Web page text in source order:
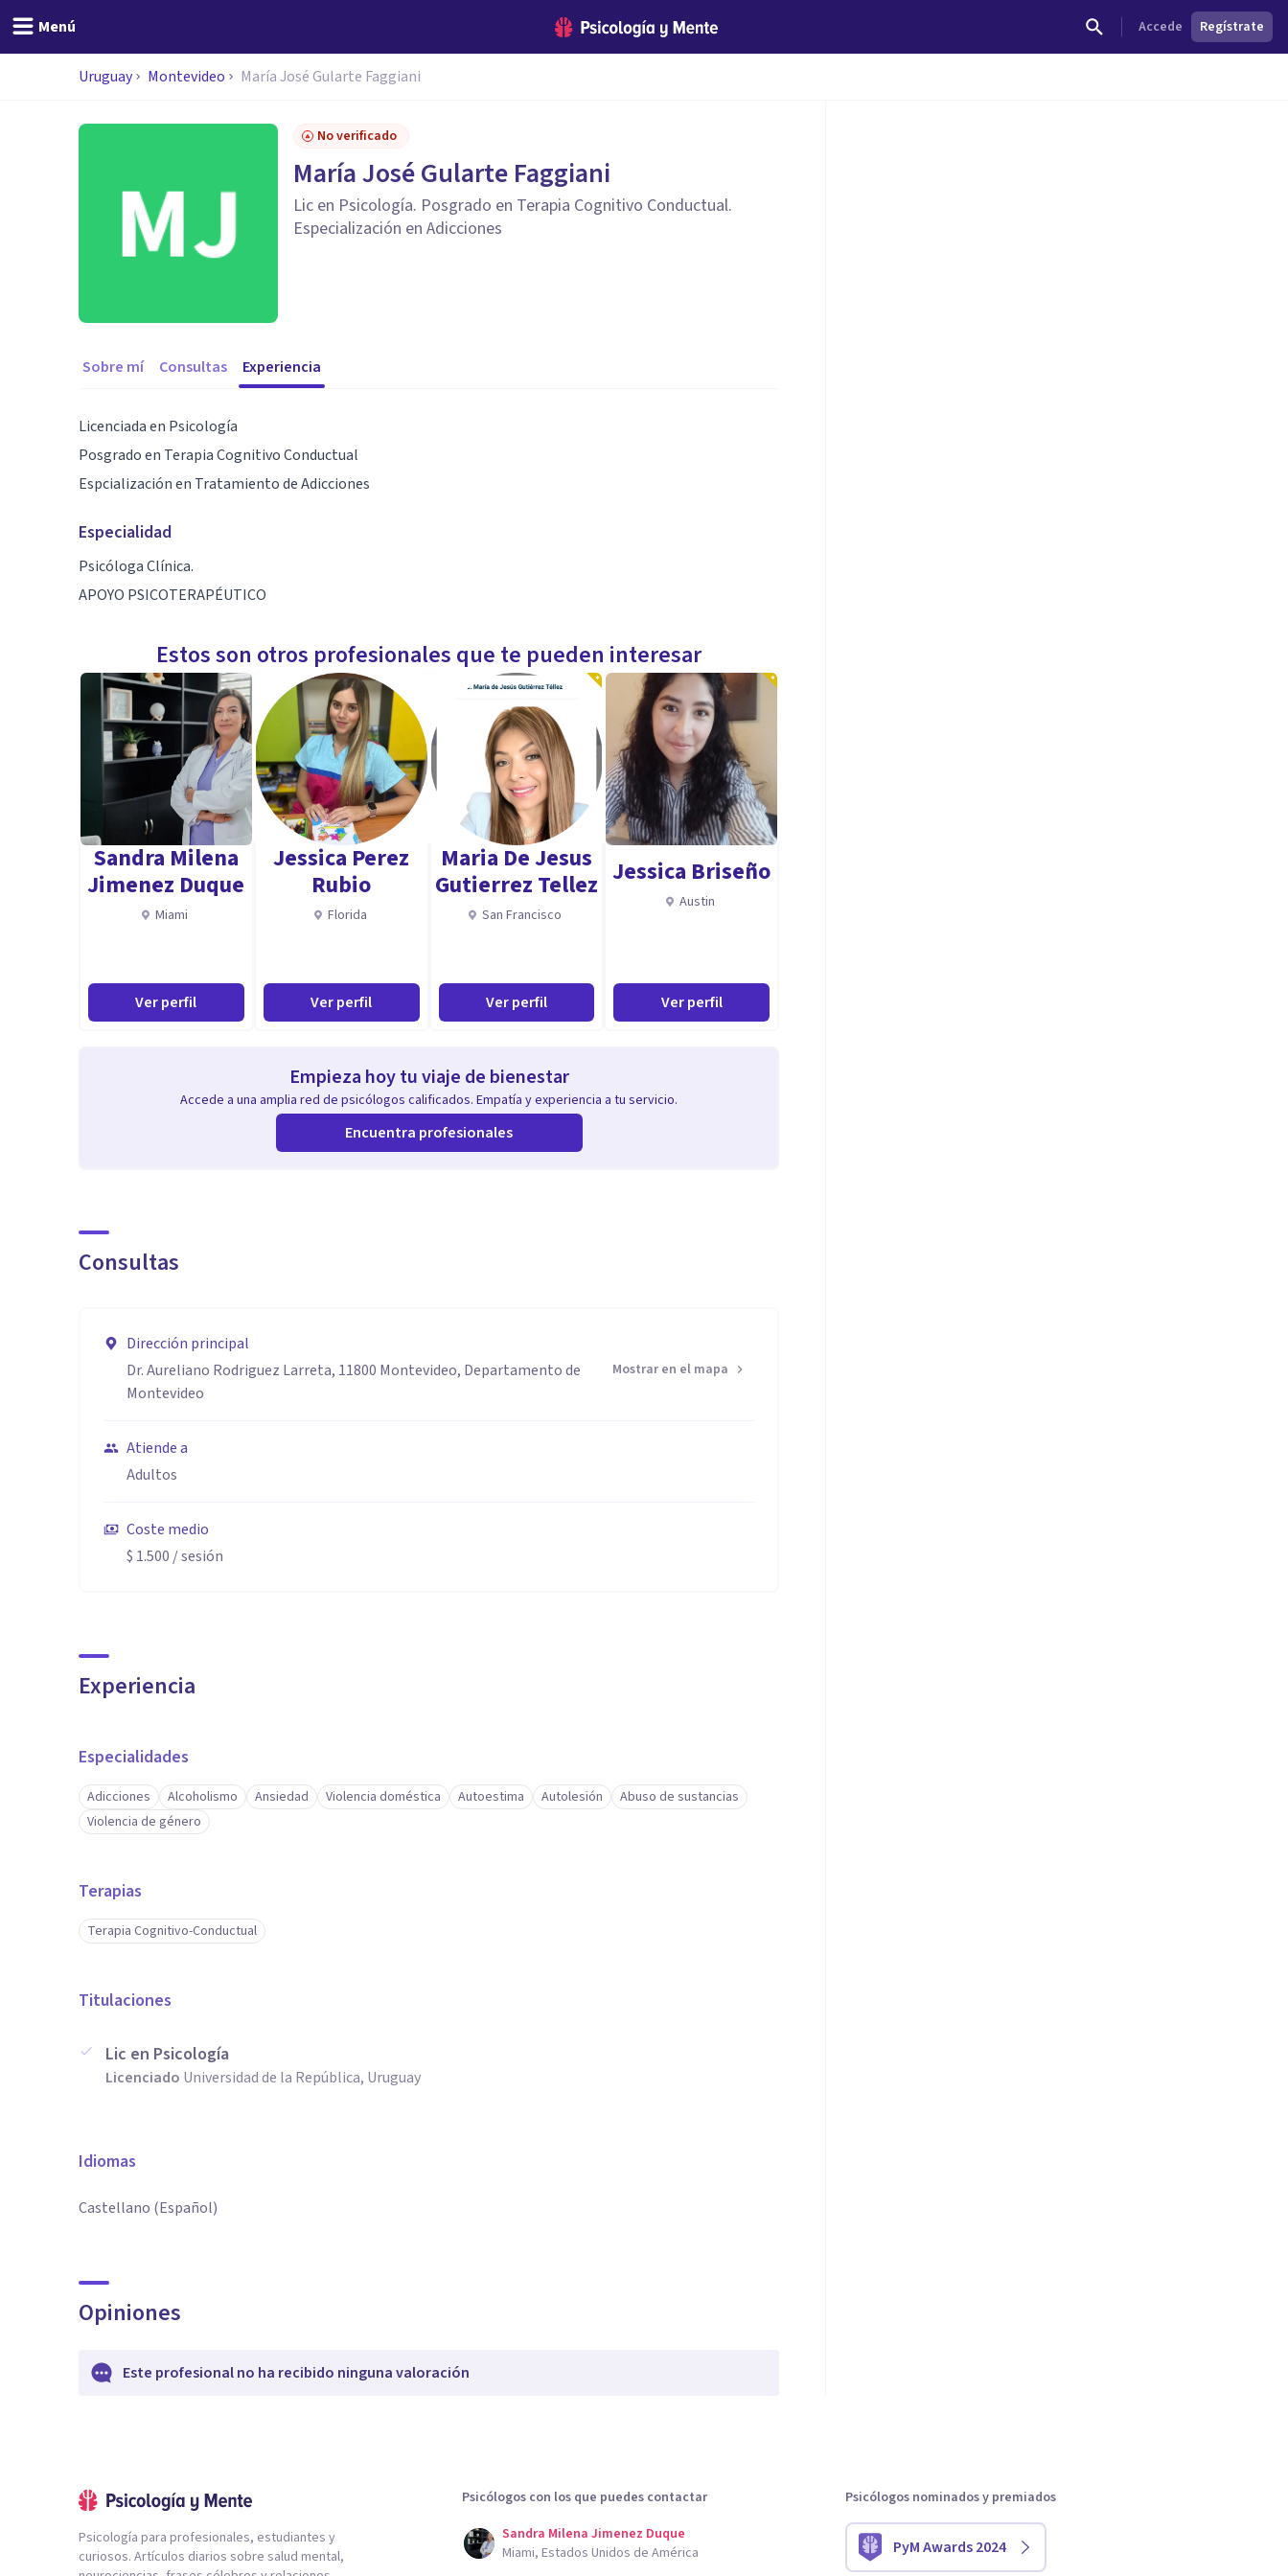
Menú Accede Regístrate
Uruguay Montevideo María José Gularte Faggiani
No verificado
María José Gularte Faggiani
Lic en Psicología. Posgrado en Terapia Cognitivo Conductual.
Especialización en Adicciones
Sobre mí Consultas Experiencia
Licenciada en Psicología
Posgrado en Terapia Cognitivo Conductual
Espcialización en Tratamiento de Adicciones
Especialidad
Psicóloga Clínica.
APOYO PSICOTERAPÉUTICO
Estos son otros profesionales que te pueden interesar
Sandra Milena
Jimenez Duque
Miami
Ver perfil
Jessica Perez
Rubio
Florida
Ver perfil
Maria De Jesus
Gutierrez Tellez
San Francisco
Ver perfil
Jessica Briseño
Austin
Ver perfil
Empieza hoy tu viaje de bienestar
Accede a una amplia red de psicólogos calificados. Empatía y experiencia a tu servicio.
Encuentra profesionales
Consultas
Dirección principal
Dr. Aureliano Rodriguez Larreta, 11800 Montevideo, Departamento de
Montevideo
Mostrar en el mapa
Atiende a
Adultos
Coste medio
$ 1.500 / sesión
Experiencia
Especialidades
Adicciones Alcoholismo Ansiedad Violencia doméstica Autoestima Autolesión
Abuso de sustancias
Violencia de género
Terapias
Terapia Cognitivo-Conductual
Titulaciones
Lic en Psicología
Licenciado Universidad de la República, Uruguay
Idiomas
Castellano (Español)
Opiniones
Este profesional no ha recibido ninguna valoración
Psicología para profesionales, estudiantes y
curiosos. Artículos diarios sobre salud mental,
Psicólogos con los que puedes contactar
Sandra Milena Jimenez Duque
Miami, Estados Unidos de América
Psicólogos nominados y premiados
PyM Awards 2024